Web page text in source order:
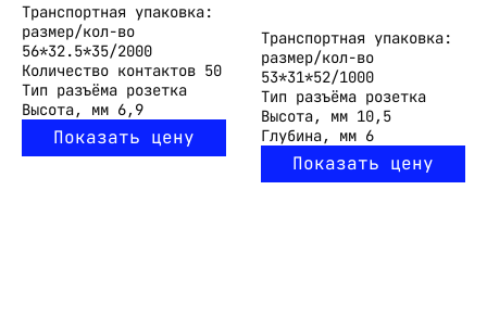
Транспортная упаковка:
размер/кол-во
56*32.5*35/2000
Количество контактов 50
Тип разъёма розетка
Высота, мм 6,9
Показать цену
Транспортная упаковка:
размер/кол-во
53*31*52/1000
Тип разъёма розетка
Высота, мм 10,5
Глубина, мм 6
Показать цену